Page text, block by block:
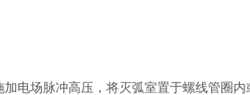
电场脉冲高压，将灭弧室置于螺线管圈内